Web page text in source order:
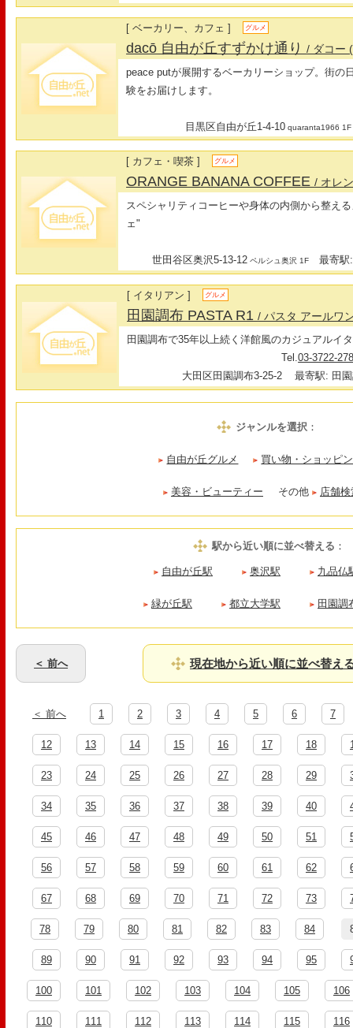
[ ベーカリー、カフェ ] グルメ
dacō 自由が丘すずかけ通り/ ダコー
peace putが展開するベーカリーショップ。街の
験をお届けします。
目黒区自由が丘1-4-10 quaranta1966 1F
[ カフェ・喫茶 ] グルメ
ORANGE BANANA COFFEE/ オレ
スペシャリティコーヒーや身体の内側から整え
ェ"
世田谷区奥沢5-13-12 ペルシュ奥沢 1F 最寄駅:
[ イタリアン ] グルメ
田園調布 PASTA R1/ パスタ アールワ
田園調布で35年以上続く洋館風のカジュアルイ
Tel.03-3722-
大田区田園調布3-25-2
最寄駅: 田園
ジャンルを選択：
自由が丘グルメ 買い物・ショッピ
美容・ビューティー その他 店舗
駅から近い順に並べ替える ：
自由が丘駅 奥沢駅 九品仏
緑が丘駅 都立大学駅 田園調
＜ 前へ 現在地から近い順に並べ替え
＜ 前へ 1 2 3 4 5 6 7
12 13 14 15 16 17 18
23 24 25 26 27 28 29
34 35 36 37 38 39 40
45 46 47 48 49 50 51
56 57 58 59 60 61 62
67 68 69 70 71 72 73
78 79 80 81 82 83 84
89 90 91 92 93 94 95
100 101 102 103 104 105 106
110 111 112 113 114 115 116